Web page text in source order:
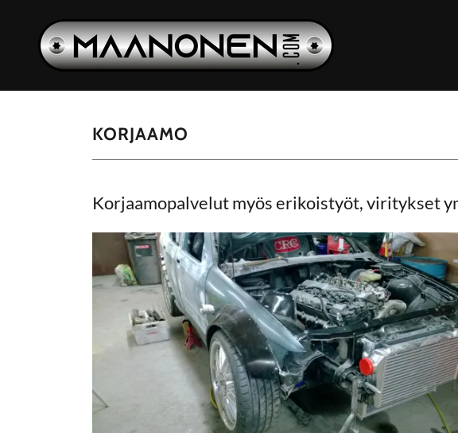
KORJAAMO
Korjaamopalvelut myös erikoistyöt, viritykset